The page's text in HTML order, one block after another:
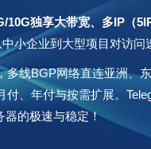
10G独享大带宽、多IP（
小企业到大型项目对访问
多线BGP网络直连亚洲、
、年付与按需扩展。
器的极速与稳定！